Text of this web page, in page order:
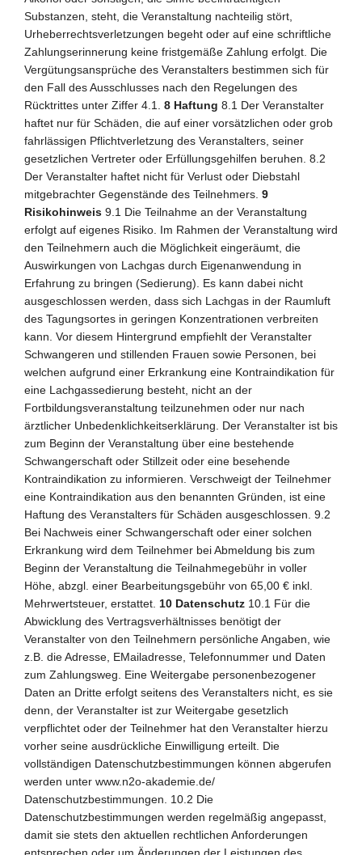
Substanzen, steht, die Veranstaltung nachteilig stört,
Urheberrechtsverletzungen begeht oder auf eine schriftliche
Zahlungserinnerung keine fristgemäße Zahlung erfolgt. Die
Vergütungsansprüche des Veranstalters bestimmen sich für
den Fall des Ausschlusses nach den Regelungen des
Rücktrittes unter Ziffer 4.1. 8 Haftung 8.1 Der Veranstalter
haftet nur für Schäden, die auf einer vorsätzlichen oder grob
fahrlässigen Pflichtverletzung des Veranstalters, seiner
gesetzlichen Vertreter oder Erfüllungsgehilfen beruhen. 8.2
Der Veranstalter haftet nicht für Verlust oder Diebstahl
mitgebrachter Gegenstände des Teilnehmers. 9
Risikohinweis 9.1 Die Teilnahme an der Veranstaltung
erfolgt auf eigenes Risiko. Im Rahmen der Veranstaltung wird
den Teilnehmern auch die Möglichkeit eingeräumt, die
Auswirkungen von Lachgas durch Eigenanwendung in
Erfahrung zu bringen (Sedierung). Es kann dabei nicht
ausgeschlossen werden, dass sich Lachgas in der Raumluft
des Tagungsortes in geringen Konzentrationen verbreiten
kann. Vor diesem Hintergrund empfiehlt der Veranstalter
Schwangeren und stillenden Frauen sowie Personen, bei
welchen aufgrund einer Erkrankung eine Kontraindikation für
eine Lachgassedierung besteht, nicht an der
Fortbildungsveranstaltung teilzunehmen oder nur nach
ärztlicher Unbedenklichkeitserklärung. Der Veranstalter ist bis
zum Beginn der Veranstaltung über eine bestehende
Schwangerschaft oder Stillzeit oder eine besehende
Kontraindikation zu informieren. Verschweigt der Teilnehmer
eine Kontraindikation aus den benannten Gründen, ist eine
Haftung des Veranstalters für Schäden ausgeschlossen. 9.2
Bei Nachweis einer Schwangerschaft oder einer solchen
Erkrankung wird dem Teilnehmer bei Abmeldung bis zum
Beginn der Veranstaltung die Teilnahmegebühr in voller
Höhe, abzgl. einer Bearbeitungsgebühr von 65,00 € inkl.
Mehrwertsteuer, erstattet. 10 Datenschutz 10.1 Für die
Abwicklung des Vertragsverhältnisses benötigt der
Veranstalter von den Teilnehmern persönliche Angaben, wie
z.B. die Adresse, EMailadresse, Telefonnummer und Daten
zum Zahlungsweg. Eine Weitergabe personenbezogener
Daten an Dritte erfolgt seitens des Veranstalters nicht, es sie
denn, der Veranstalter ist zur Weitergabe gesetzlich
verpflichtet oder der Teilnehmer hat den Veranstalter hierzu
vorher seine ausdrückliche Einwilligung erteilt. Die
vollständigen Datenschutzbestimmungen können abgerufen
werden unter www.n2o-akademie.de/
Datenschutzbestimmungen. 10.2 Die
Datenschutzbestimmungen werden regelmäßig angepasst,
damit sie stets den aktuellen rechtlichen Anforderungen